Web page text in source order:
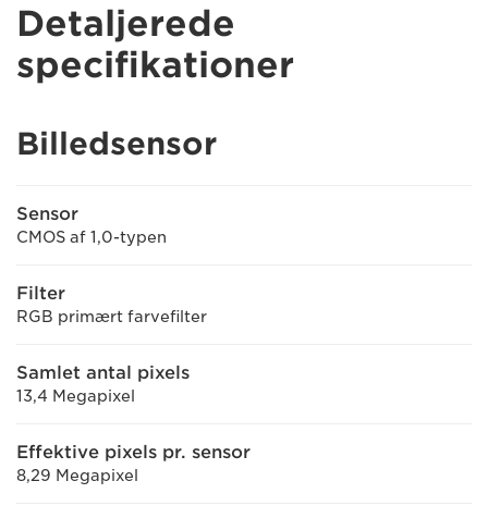
Detaljerede
specifikationer
Billedsensor
Sensor
CMOS af 1,0-typen
Filter
RGB primært farvefilter
Samlet antal pixels
13,4 Megapixel
Effektive pixels pr. sensor
8,29 Megapixel